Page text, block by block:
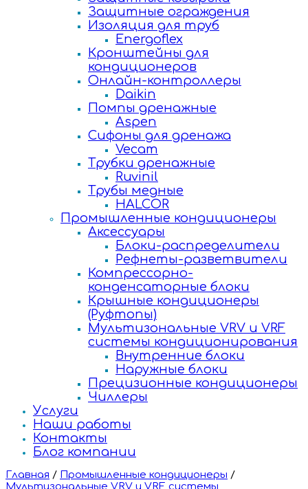
Защитные ограждения
Изоляция для труб
Energoflex
Кронштейны для
кондиционеров
Онлайн-контроллеры
Daikin
Помпы дренажные
Aspen
Сифоны для дренажа
Vecam
Трубки дренажные
Ruvinil
Трубы медные
HALCOR
Промышленные кондиционеры
Аксессуары
Блоки-распределители
Рефнеты-разветвители
Компрессорно-
конденсаторные блоки
Крышные кондиционеры
(Руфтопы)
Мультизональные VRV и VRF
системы кондиционирования
Внутренние блоки
Наружные блоки
Прецизионные кондиционеры
Чиллеры
Услуги
Наши работы
Контакты
Блог компании
Главная / Промышленные кондиционеры /
Мультизональные VRV и VRF системы